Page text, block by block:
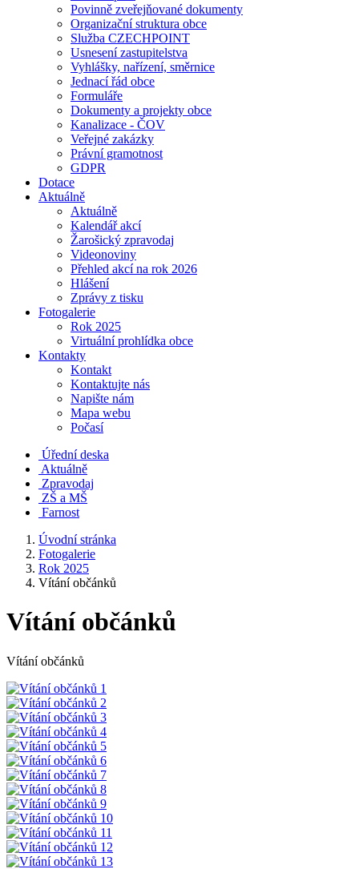
Povinně zveřejňované dokumenty
Organizační struktura obce
Služba CZECHPOINT
Usnesení zastupitelstva
Vyhlášky, nařízení, směrnice
Jednací řád obce
Formuláře
Dokumenty a projekty obce
Kanalizace - ČOV
Veřejné zakázky
Právní gramotnost
GDPR
Dotace
Aktuálně
Aktuálně
Kalendář akcí
Žarošický zpravodaj
Videonoviny
Přehled akcí na rok 2026
Hlášení
Zprávy z tisku
Fotogalerie
Rok 2025
Virtuální prohlídka obce
Kontakty
Kontakt
Kontaktujte nás
Napište nám
Mapa webu
Počasí
Úřední deska
Aktuálně
Zpravodaj
ZŠ a MŠ
Farnost
Úvodní stránka
Fotogalerie
Rok 2025
Vítání občánků
Vítání občánků
Vítání občánků